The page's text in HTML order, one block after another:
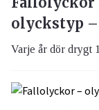
olyckstyp
Varje år dör drygt